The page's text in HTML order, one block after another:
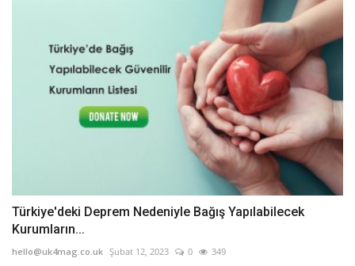
Türkiye'deki Deprem Nedeniyle Bağış Yapılabilecek
Kurumların...
hello@uk4mag.co.uk Şubat 12, 2023 0 349